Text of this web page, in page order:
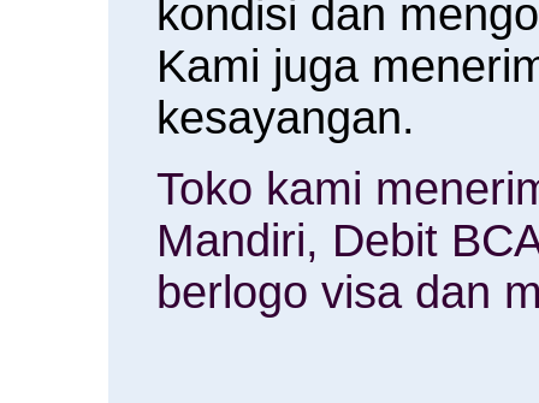
kondisi dan
Kami juga
kesayangan.
Toko kami
Mandiri, Debit
berlogo visa dan